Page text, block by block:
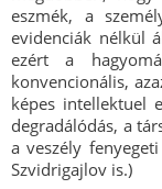
eszmék, a
evidenciák nélkül
ezért a
konvencionális,
képes intellektuel
degradálódás, a
a veszély
Szvidrigajlov is.)